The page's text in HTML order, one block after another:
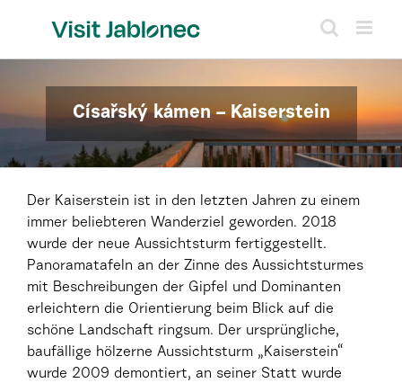
Císařský kámen – Kaiserstein
Der Kaiserstein ist in den letzten Jahren zu einem
immer beliebteren Wanderziel geworden. 2018
wurde der neue Aussichtsturm fertiggestellt.
Panoramatafeln an der Zinne des Aussichtsturmes
mit Beschreibungen der Gipfel und Dominanten
erleichtern die Orientierung beim Blick auf die
schöne Landschaft ringsum. Der ursprüngliche,
baufällige hölzerne Aussichtsturm „Kaiserstein“
wurde 2009 demontiert, an seiner Statt wurde